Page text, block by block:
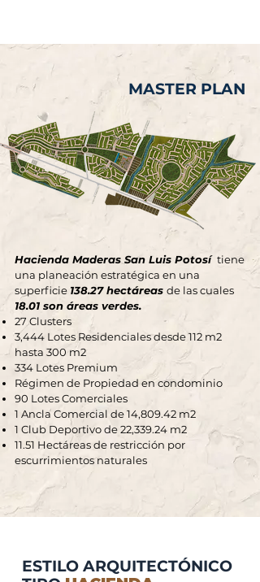
MASTER PLAN
Hacienda Maderas San Luis Potosí tiene
una planeación estratégica en una
superficie 138.27 hectáreas de las cuales
18.01 son áreas verdes.
27 Clusters
3,444 Lotes Residenciales desde 112 m2
hasta 300 m2
334 Lotes Premium
Régimen de Propiedad en condominio
90 Lotes Comerciales
1 Ancla Comercial de 14,809.42 m2
1 Club Deportivo de 22,339.24 m2
11.51 Hectáreas de restricción por
escurrimientos naturales
ESTILO ARQUITECTÓNICO